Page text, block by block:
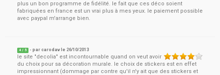
plus un bon programme de fidélité. le fait que ces déco soient
fabriquées en france est un vrai plus à mes yeux. le paiement possible
avec paypal m'arrange bien.
4 / 5 - parcarodav le 26/10/2013
le site "decolia" est incontournable quand on veut avoir
du choix pour sa décoration murale. le choix de stickers est en effet
impressionnant (dommage par contre qu'il n'y ait que des stickers et